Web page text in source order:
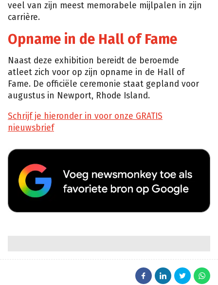
veel van zijn meest memorabele mijlpalen in zijn
carrière.
Opname in de Hall of Fame
Naast deze exhibition bereidt de beroemde
atleet zich voor op zijn opname in de Hall of
Fame. De officiële ceremonie staat gepland voor
augustus in Newport, Rhode Island.
Schrijf je hieronder in voor onze GRATIS
nieuwsbrief